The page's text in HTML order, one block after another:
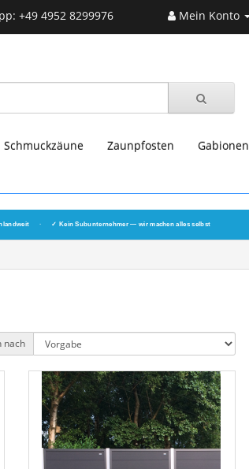
+49 4952 8299976 Mein Konto
Schmuckzäune Zaunpfosten Gabionen
· ✓ Kein Subunternehmer — wir machen alles selbst
nach